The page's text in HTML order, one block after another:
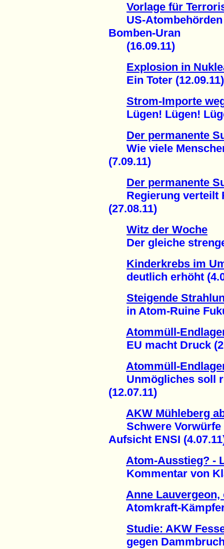
Vorlage für
US-Atombehörden
Bomben-Uran
(16.09.11)
Explosion in
Ein Toter (12.09.11)
Strom-Importe
Lügen! Lügen!
Der permanente
Wie viele
(7.09.11)
Der permanente
Regierung verteilt
(27.08.11)
Witz der Woche
Der gleiche strenge
Kinderkrebs im
deutlich erhöht
Steigende
in Atom-Ruine
Atommüll-
EU macht Druck
Atommüll-
Unmögliches soll
(12.07.11)
AKW Mühleberg
Schwere Vorwürfe
Aufsicht ENSI
Atom-Ausstieg? -
Kommentar von
Anne
Atomkraft-
Studie: AKW
gegen Dammbruch